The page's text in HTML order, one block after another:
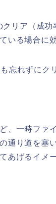
リア（成功
いる場合に
忘れずにク
、一時ファ
通り道を塞
あげるイメ